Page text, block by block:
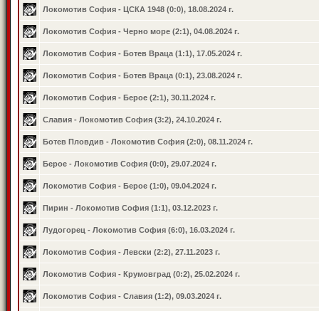
Локомотив София - ЦСКА 1948 (0:0), 18.08.2024 г.
Локомотив София - Черно море (2:1), 04.08.2024 г.
Локомотив София - Ботев Враца (1:1), 17.05.2024 г.
Локомотив София - Ботев Враца (0:1), 23.08.2024 г.
Локомотив София - Берое (2:1), 30.11.2024 г.
Славия - Локомотив София (3:2), 24.10.2024 г.
Ботев Пловдив - Локомотив София (2:0), 08.11.2024 г.
Берое - Локомотив София (0:0), 29.07.2024 г.
Локомотив София - Берое (1:0), 09.04.2024 г.
Пирин - Локомотив София (1:1), 03.12.2023 г.
Лудогорец - Локомотив София (6:0), 16.03.2024 г.
Локомотив София - Левски (2:2), 27.11.2023 г.
Локомотив София - Крумовград (0:2), 25.02.2024 г.
Локомотив София - Славия (1:2), 09.03.2024 г.